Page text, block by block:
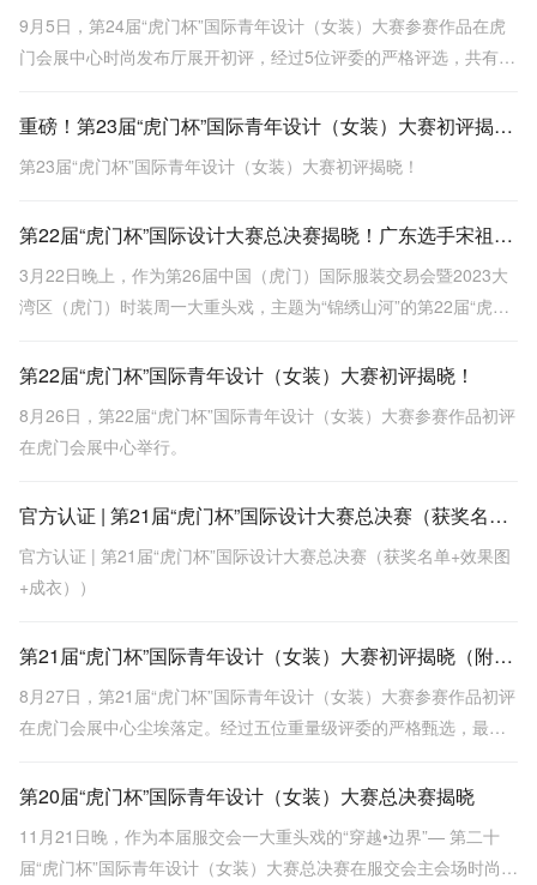
9月5日，第24届“虎门杯”国际青年设计（女装）大赛参赛作品在虎
门会展中心时尚发布厅展开初评，经过5位评委的严格评选，共有30
重磅！第23届“虎门杯”国际青年设计（女装）大赛初评揭晓！
第23届“虎门杯”国际青年设计（女装）大赛初评揭晓！
第22届“虎门杯”国际设计大赛总决赛揭晓！广东选手宋祖耀以作品《城南花已开》一举夺魁
3月22日晚上，作为第26届中国（虎门）国际服装交易会暨2023大
湾区（虎门）时装周一大重头戏，主题为“锦绣山河”的第22届“虎门
举行。经过激烈角逐，广东选手宋祖耀以作品《城南花已开》一举
第22届“虎门杯”国际青年设计（女装）大赛初评揭晓！
8月26日，第22届“虎门杯”国际青年设计（女装）大赛参赛作品初评
在虎门会展中心举行。
官方认证 | 第21届“虎门杯”国际设计大赛总决赛（获奖名单+效果图+成衣））
官方认证 | 第21届“虎门杯”国际设计大赛总决赛（获奖名单+效果图
+成衣））
第21届“虎门杯”国际青年设计（女装）大赛初评揭晓（附作品赏析）
8月27日，第21届“虎门杯”国际青年设计（女装）大赛参赛作品初评
在虎门会展中心尘埃落定。经过五位重量级评委的严格甄选，最终
韩国、墨西哥、印度尼西亚、斐济共和国、美国、英国、中国等 16
中国（虎
第20届“虎门杯”国际青年设计（女装）大赛总决赛揭晓
11月21日晚，作为本届服交会一大重头戏的“穿越•边界”— 第二十
届“虎门杯”国际青年设计（女装）大赛总决赛在服交会主会场时尚发